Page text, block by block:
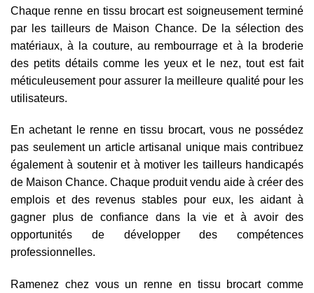
Chaque renne en tissu brocart est soigneusement terminé
par les tailleurs de Maison Chance. De la sélection des
matériaux, à la couture, au rembourrage et à la broderie
des petits détails comme les yeux et le nez, tout est fait
méticuleusement pour assurer la meilleure qualité pour les
utilisateurs.
En achetant le renne en tissu brocart, vous ne possédez
pas seulement un article artisanal unique mais contribuez
également à soutenir et à motiver les tailleurs handicapés
de Maison Chance. Chaque produit vendu aide à créer des
emplois et des revenus stables pour eux, les aidant à
gagner plus de confiance dans la vie et à avoir des
opportunités de développer des compétences
professionnelles.
Ramenez chez vous un renne en tissu brocart comme